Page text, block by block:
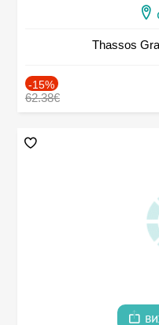
Thassos
-15%
62.38€